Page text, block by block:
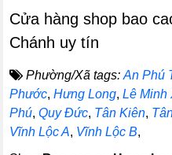
Cửa hàng shop bao
Chánh uy tín
Phường/Xã tags: An Phú
Phước,Hưng Long,Lê Minh
Phú,Quy Đức, Tân Kiên,
Vĩnh Lộc A, Vĩnh Lộc B,